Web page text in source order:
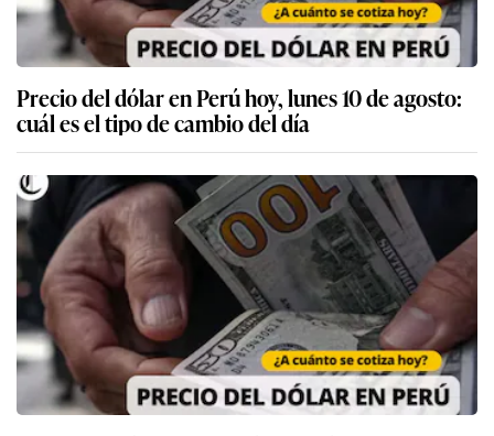
Precio del dólar en Perú hoy, lunes 10 de agosto:
cuál es el tipo de cambio del día